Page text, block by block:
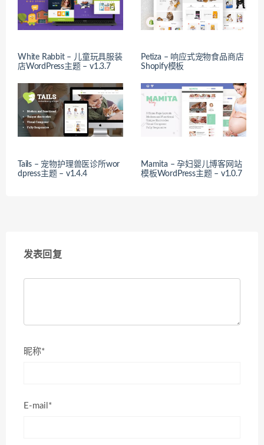
White Rabbit – 儿童玩具服装
店WordPress主题 – v1.3.7
Petiza – 响应式宠物食品商店
Shopify模板
Tails – 宠物护理兽医诊所wor
dpress主题 – v1.4.4
Mamita – 孕妇婴儿博客网站
模板WordPress主题 – v1.0.7
发表回复
昵称*
E-mail*